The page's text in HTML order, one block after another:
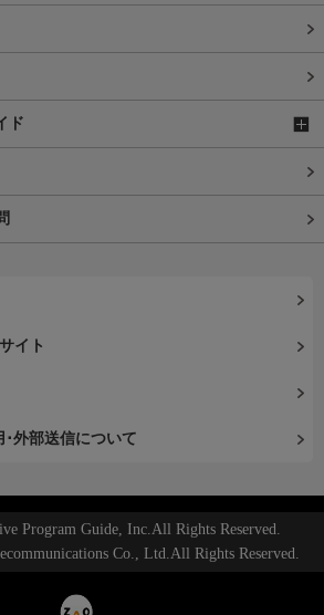
ド
イト
外部送信について
Program Guide, Inc.All Rights Reserved.
Co., Ltd.All Rights Reserved.